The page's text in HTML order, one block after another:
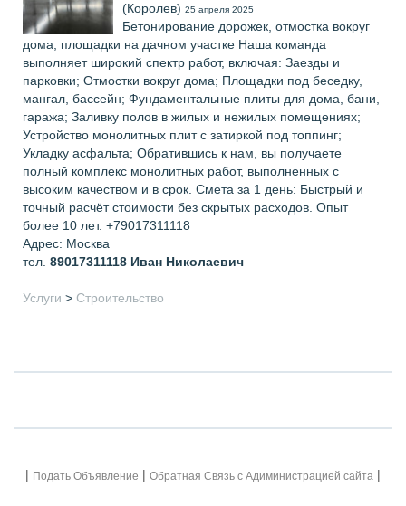
(Королев) 25 апреля 2025
Бетонирование дорожек, отмостка вокруг
дома, площадки на дачном участке Наша команда
выполняет широкий спектр работ, включая: Заезды и
парковки; Отмостки вокруг дома; Площадки под беседку,
мангал, бассейн; Фундаментальные плиты для дома, бани,
гаража; Заливку полов в жилых и нежилых помещениях;
Устройство монолитных плит с затиркой под топпинг;
Укладку асфальта; Обратившись к нам, вы получаете
полный комплекс монолитных работ, выполненных с
высоким качеством и в срок. Смета за 1 день: Быстрый и
точный расчёт стоимости без скрытых расходов. Опыт
более 10 лет. +79017311118
Адрес: Москва
тел. 89017311118 Иван Николаевич
Услуги > Строительство
| Подать Объявление | Обратная Связь с Адиминистрацией сайта |